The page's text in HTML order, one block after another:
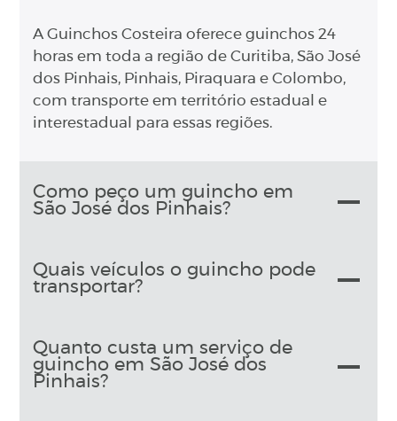
A Guinchos Costeira oferece guinchos 24
horas em toda a região de Curitiba, São José
dos Pinhais, Pinhais, Piraquara e Colombo,
com transporte em território estadual e
interestadual para essas regiões.
Como peço um guincho em
São José dos Pinhais?
Quais veículos o guincho pode
transportar?
Quanto custa um serviço de
guincho em São José dos
Pinhais?